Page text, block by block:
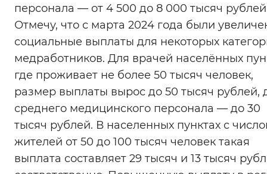
персонала — от 4 500 до 8 000 тысяч
Отмечу, что с марта 2024 года были
социальные выплаты для некоторых
медработников. Для врачей населённых
где проживает не более 50 тысяч человек,
размер выплаты вырос до 50 тысяч рублей,
среднего медицинского персонала — до 30
тысяч рублей. В населенных пунктах с
жителей от 50 до 100 тысяч человек такая
выплата составляет 29 тысяч и 13 тысяч